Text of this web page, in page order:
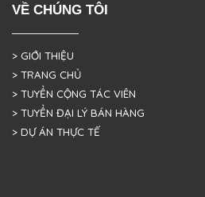
VỀ CHÚNG TÔI
> GIỚI THIỆU
> TRANG CHỦ
> TUYỂN CỘNG TÁC VIÊN
> TUYỂN ĐẠI LÝ BÁN HÀNG
> DỰ ÁN THỰC TẾ